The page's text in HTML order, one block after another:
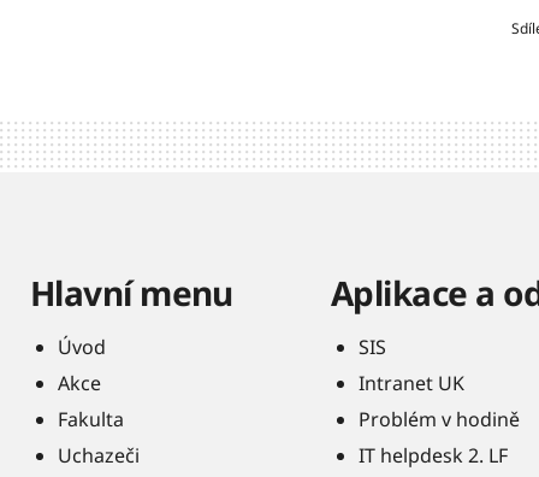
Hlavní menu
Úvod
Akce
Fakulta
Uchazeči
Aplikace a
SIS
Intranet UK
Problém v hodině
IT helpdesk 2. LF